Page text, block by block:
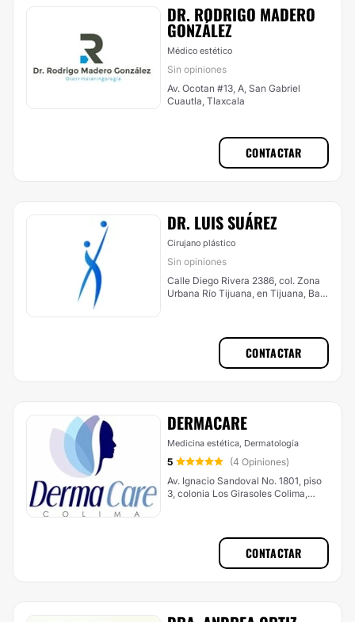
DR. RODRIGO MADERO
GONZÁLEZ
Médico estético
Sin opiniones
Av. Ocotan #13, A, San Gabriel
Cuautla, Tlaxcala
CONTACTAR
DR. LUIS SUÁ​REZ
Cirujano plástico
Sin opiniones
Calle Diego Rivera 2386, col. Zona
Urbana Río Tijuana, en Tijuana, Baja
CONTACTAR
DERMACARE
Medicina estética, Dermatología
5
(4 Opiniones)
Av. Ignacio Sandoval No. 1801, piso
3, colonia Los Girasoles Colima,
CONTACTAR